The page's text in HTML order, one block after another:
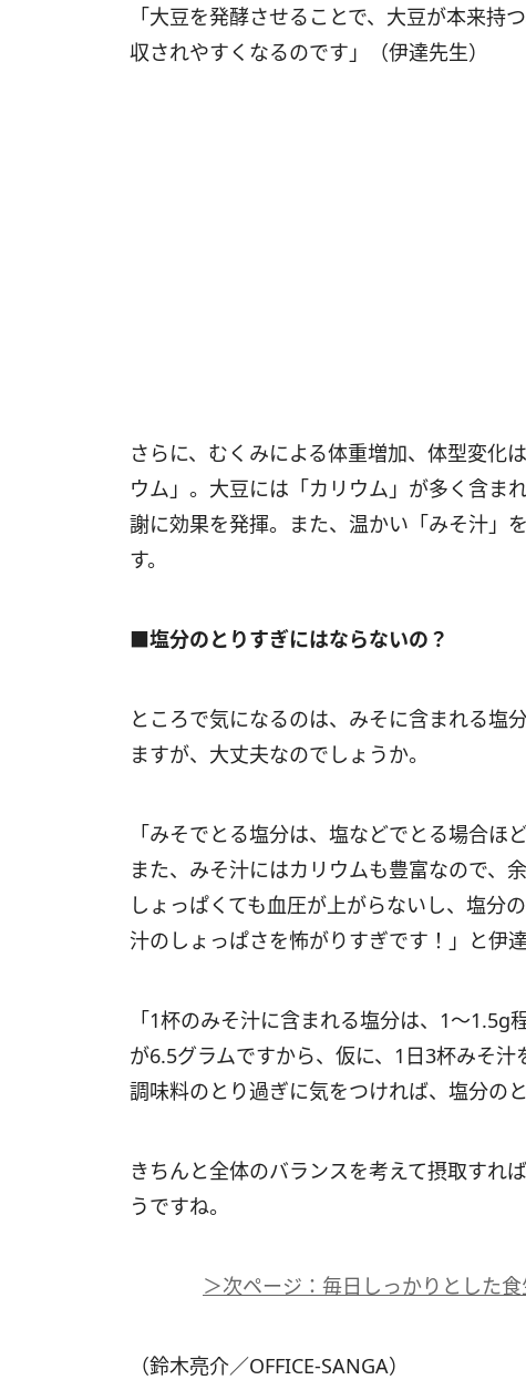
「大豆を発酵させることで、大豆が本来持
収されやすくなるのです」（伊達先生）
さらに、むくみによる体重増加、体型変化
ウム」。大豆には「カリウム」が多く含ま
謝に効果を発揮。また、温かい「みそ汁」
す。
■塩分のとりすぎにはならないの？
ところで気になるのは、みそに含まれる塩
ますが、大丈夫なのでしょうか。
「みそでとる塩分は、塩などでとる場合ほ
また、みそ汁にはカリウムも豊富なので、
しょっぱくても血圧が上がらないし、塩分
汁のしょっぱさを怖がりすぎです！」と伊達
「1杯のみそ汁に含まれる塩分は、1～
が6.5グラムですから、仮に、1日3杯みそ
調味料のとり過ぎに気をつければ、塩分の
きちんと全体のバランスを考えて摂取すれ
うですね。
＞次ページ：毎日しっかりとした
（鈴木亮介／OFFICE-SANGA）